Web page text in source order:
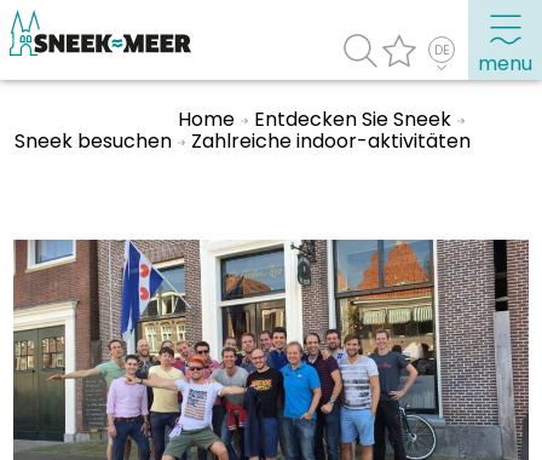
menu
Sneek besuchen
Highlights
Sehenswürdigkeiten
Sehen & Erleben
Essen, Trinken, Ausgehen
Home Entdecken Sie Sneek
Sneek besuchen Zahlreiche indoor-aktivitäten